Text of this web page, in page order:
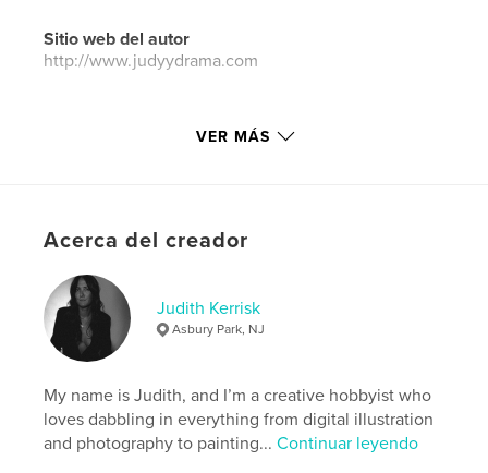
Sitio web del autor
http://www.judyydrama.com
Características y detalles
ISBN
Tapa blanda: 9798240558634
Fecha de publicación:may. 06, 2026
Idioma
English
Palabras clave
cocktail , recipe , cocktail book
VER MÁS
Acerca del creador
Judith Kerrisk
Asbury Park, NJ
My name is Judith, and I’m a creative hobbyist who
loves dabbling in everything from digital illustration
and photography to painting...Continuar leyendo